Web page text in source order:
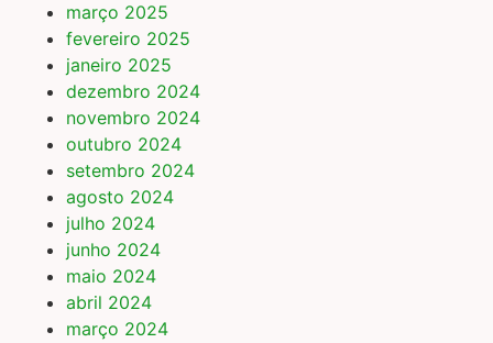
março 2025
fevereiro 2025
janeiro 2025
dezembro 2024
novembro 2024
outubro 2024
setembro 2024
agosto 2024
julho 2024
junho 2024
maio 2024
abril 2024
março 2024